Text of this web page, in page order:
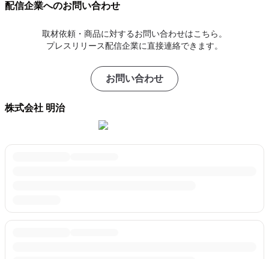
配信企業へのお問い合わせ
取材依頼・商品に対するお問い合わせはこちら。
プレスリリース配信企業に直接連絡できます。
お問い合わせ
株式会社 明治